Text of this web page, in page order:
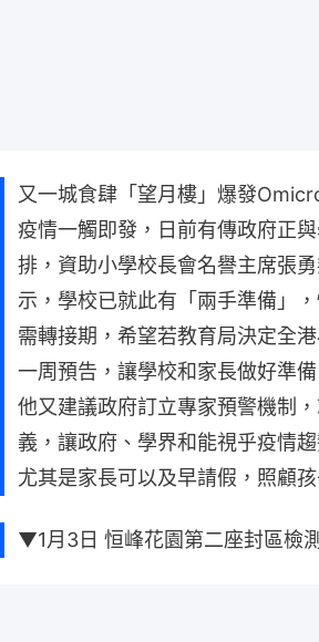
又一城食肆「望月樓」爆發
疫情一觸即發，日前有傳政府正
排，資助小學校長會名譽主席張
示，學校已就此有「兩手準備」
需轉接期，希望若教育局決定全
一周預告，讓學校和家長做好準備
他又建議政府訂立專家預警機制
義，讓政府、學界和能視乎疫情
尤其是家長可以及早請假，照顧孩
▼1月3日 恒峰花園第二座封區檢